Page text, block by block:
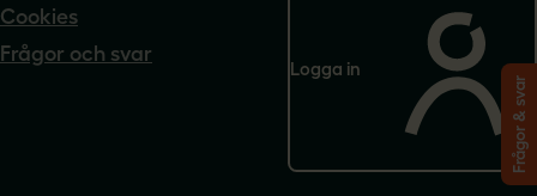
Cookies
Frågor och svar
Logga in
Frågor & svar